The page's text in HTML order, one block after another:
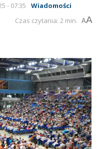
- 07:35
Wiadomości
Czas czytania: 2 min. AA